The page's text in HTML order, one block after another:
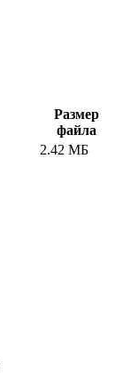
Размер
файла
2.42 МБ